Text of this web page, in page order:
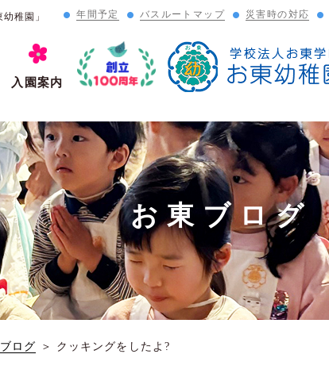
稚園」 年間予定 バスルートマップ 災害時の対応
入園案内
お東ブログ
ログ ＞ クッキングをしたよ?